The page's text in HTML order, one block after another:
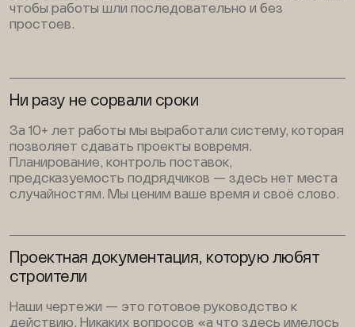
чтобы работы шли последовательно и без
простоев.
Ни разу не сорвали сроки
За 10+ лет работы мы выработали систему, которая
позволяет сдавать проекты вовремя.
Планирование, контроль поставок,
предсказуемость подрядчиков — здесь нет места
случайностям. Мы ценим ваше время и своё слово.
Проектная документация, которую любят
строители
Наши чертежи — это готовое руководство к
действию. Никаких вопросов «а что здесь имелось